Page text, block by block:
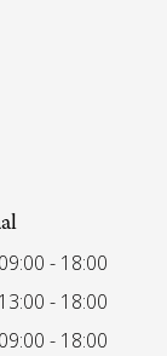
09:00 - 18:00
13:00 - 18:00
09:00 - 18:00